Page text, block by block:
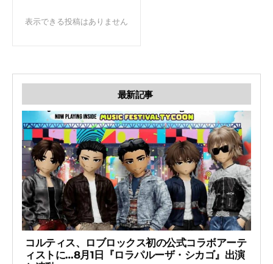
表示できる投稿はありません
最新記事
コルティス、ロブロックス初の公式コラボアーテ
ィストに…8月1日『ロラパルーザ・シカゴ』出演